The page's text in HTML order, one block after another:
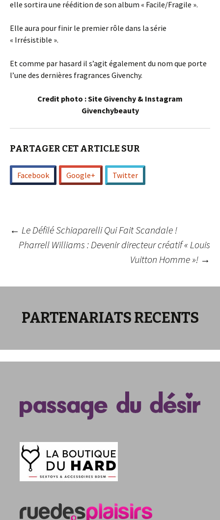
elle sortira une réédition de son album « Facile/Fragile ».
Elle aura pour finir le premier rôle dans la série
« Irrésistible ».
Et comme par hasard il s’agit également du nom que porte
l’une des dernières fragrances Givenchy.
Credit photo : Site Givenchy & Instagram
Givenchybeauty
PARTAGER CET ARTICLE SUR
Facebook Google+ Twitter
Navigation
← Le Défilé Schiaparelli Qui Fait Scandale !
Pharrell Williams : Devenir directeur créatif « Louis
Vuitton Homme »! →
PARTENARIATS RECENTS